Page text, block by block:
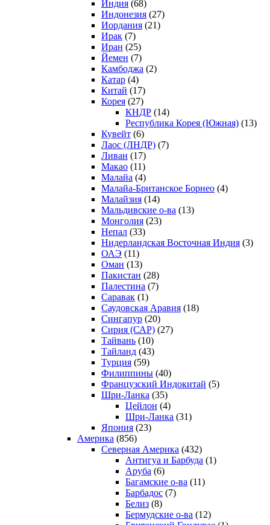
Индия (68)
Индонезия (27)
Иордания (21)
Ирак (7)
Иран (25)
Йемен (7)
Камбоджа (2)
Катар (4)
Китай (17)
Корея (27)
КНДР (14)
Республика Корея (Южная) (13)
Кувейт (6)
Лаос (ЛНДР) (7)
Ливан (17)
Макао (11)
Малайа (4)
Малайа-Британское Борнео (4)
Малайзия (14)
Мальдивские о-ва (13)
Монголия (23)
Непал (33)
Нидерландская Восточная Индия (3)
ОАЭ (11)
Оман (13)
Пакистан (28)
Палестина (7)
Саравак (1)
Саудовская Аравия (18)
Сингапур (20)
Сирия (САР) (27)
Тайвань (10)
Тайланд (43)
Турция (59)
Филиппины (40)
Французский Индокитай (5)
Шри-Ланка (35)
Цейлон (4)
Шри-Ланка (31)
Япония (23)
Америка (856)
Северная Америка (432)
Антигуа и Барбуда (1)
Аруба (6)
Багамские о-ва (11)
Барбадос (7)
Белиз (8)
Бермудские о-ва (12)